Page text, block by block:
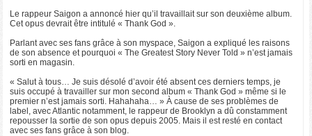
Le rappeur Saigon a annoncé hier qu’il travaillait sur son deuxième album.
Cet opus devrait être intitulé « Thank God ».
Parlant avec ses fans grâce à son myspace, Saigon a expliqué les raisons
de son absence et pourquoi « The Greatest Story Never Told » n’est jamais
sorti en magasin.
« Salut à tous… Je suis désolé d’avoir été absent ces derniers temps, je
suis occupé à travailler sur mon second album « Thank God » même si le
premier n’est jamais sorti. Hahahaha… » À cause de ses problèmes de
label, avec Atlantic notamment, le rappeur de Brooklyn a dû constamment
repousser la sortie de son opus depuis 2005. Mais il est resté en contact
avec ses fans grâce à son blog.